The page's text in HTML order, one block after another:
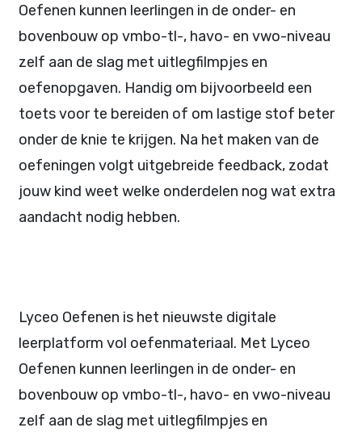
Oefenen kunnen leerlingen in de onder- en
bovenbouw op vmbo-tl-, havo- en vwo-niveau
zelf aan de slag met uitlegfilmpjes en
oefenopgaven. Handig om bijvoorbeeld een
toets voor te bereiden of om lastige stof beter
onder de knie te krijgen. Na het maken van de
oefeningen volgt uitgebreide feedback, zodat
jouw kind weet welke onderdelen nog wat extra
aandacht nodig hebben.
Lyceo Oefenen is het nieuwste digitale
leerplatform vol oefenmateriaal. Met Lyceo
Oefenen kunnen leerlingen in de onder- en
bovenbouw op vmbo-tl-, havo- en vwo-niveau
zelf aan de slag met uitlegfilmpjes en